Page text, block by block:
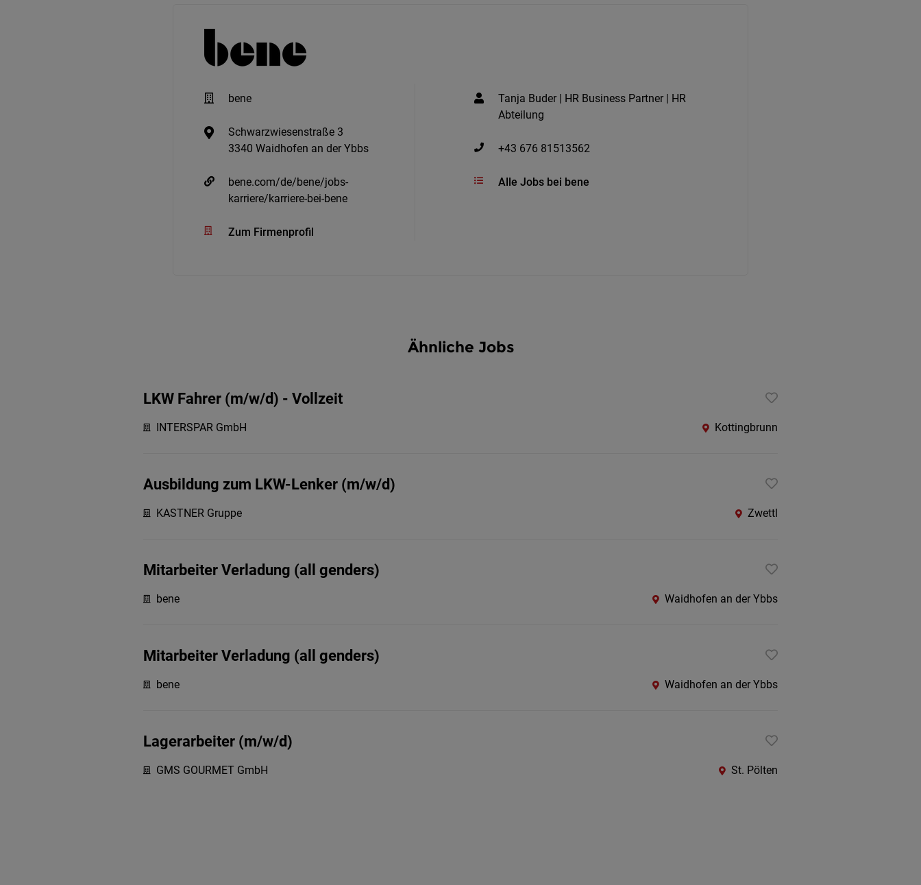
bene
Schwarzwiesenstraße 3
3340 Waidhofen an der Ybbs
bene.com/de/bene/jobs-
karriere/karriere-bei-bene
Zum Firmenprofil
Tanja Buder | HR Business Partner | HR
Abteilung
+43 676 81513562
Alle Jobs bei bene
Ähnliche Jobs
LKW Fahrer (m/w/d) - Vollzeit
INTERSPAR GmbH Kottingbrunn
Ausbildung zum LKW-Lenker (m/w/d)
KASTNER Gruppe Zwettl
Mitarbeiter Verladung (all genders)
bene Waidhofen an der Ybbs
Mitarbeiter Verladung (all genders)
bene Waidhofen an der Ybbs
Lagerarbeiter (m/w/d)
GMS GOURMET GmbH St. Pölten